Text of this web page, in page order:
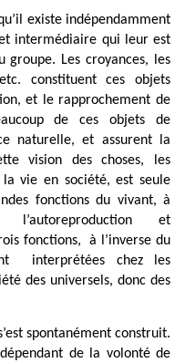
existe indépendamment
intermédiaire qui leur est
groupe. Les croyances, les
constituent ces objets
et le rapprochement de
de ces objets de
naturelle, et assurent la
vision des choses, les
vie en société, est seule
fonctions du vivant, à
l’autoreproduction et
fonctions,
à l’inverse du
interprétées chez les
des universels, donc des
spontanément construit.
de la volonté de